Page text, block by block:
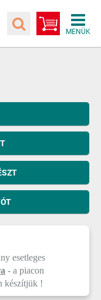
esetleges
- a piacon
készítjük !